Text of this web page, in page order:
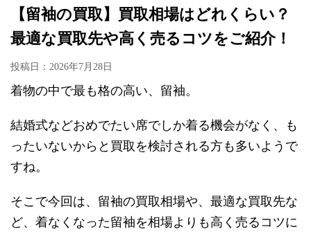
【留袖の買取】買取相場はどれくらい？
最適な買取先や高く売るコツをご紹介！
投稿日： 2026年7月28日
着物の中で最も格の高い、留袖。
結婚式などおめでたい席でしか着る機会がなく、も
ったいないからと買取を検討される方も多いようで
すね。
そこで今回は、留袖の買取相場や、最適な買取先な
ど、着なくなった留袖を相場よりも高く売るコツに